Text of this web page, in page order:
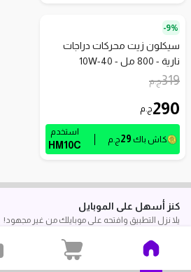
9%-
سيكلون زيت محركات دراجات
نارية - 800 مل - 10W-40
319ج.م
290ج.م
كاش باك 29ج.م
استخدم
HM10C
كنز أسهل على الموبايل
يلا نزل التطبيق وافتحه على موبايلك من غير مجهود!